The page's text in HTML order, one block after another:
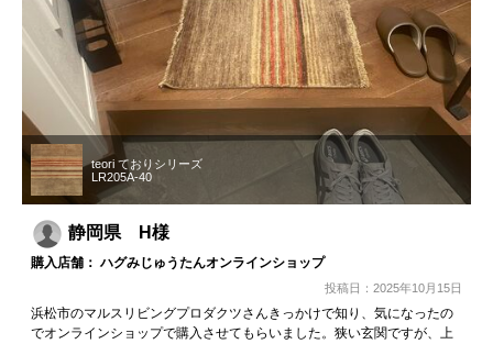
teori ておりシリーズ
LR205A-40
静岡県 H様
購入店舗： ハグみじゅうたんオンラインショップ
投稿日：2025年10月15日
浜松市のマルスリビングプロダクツさんきっかけで知り、気になったの
でオンラインショップで購入させてもらいました。狭い玄関ですが、上